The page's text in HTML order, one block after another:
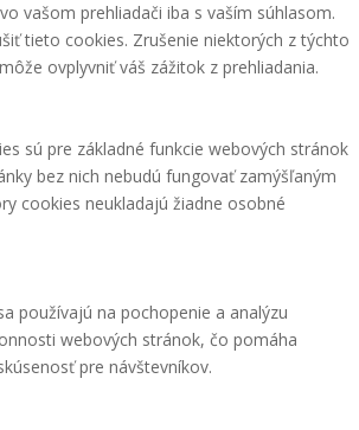
vašom prehliadači iba s vaším súhlasom.
tieto cookies. Zrušenie niektorých z týchto
ovplyvniť váš zážitok z prehliadania.
sú pre základné funkcie webových stránok
bez nich nebudú fungovať zamýšľaným
cookies neukladajú žiadne osobné
používajú na pochopenie a analýzu
webových stránok, čo pomáha
pre návštevníkov.